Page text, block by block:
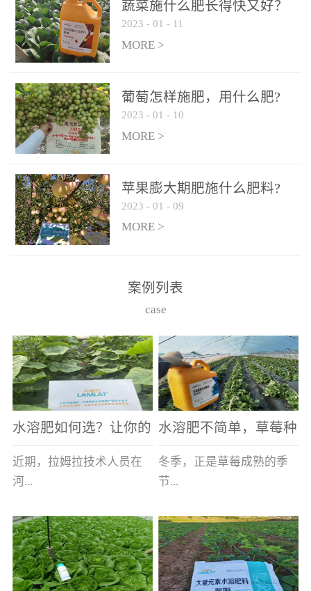
合大量元素水溶肥一起使
用，促使果实膨大，果肉
饱满，品质好，果、枝健
后期∶冲施、滴灌2.5-5kg/
亩/次配合大量元素水溶肥
一起使用，果实转色均
匀，口感好，糖度提高，
预防枝叶早衰。5、叶面喷
施︰浓度800-1500倍（1-
6kg/公顷，间隔10-14天一
次，喷1-3次。
合大量元素水溶肥一起使
后期∶冲施、滴灌2.5-5kg/
亩/次配合大量元素水溶肥
施︰浓度800-1500倍（1-
蔬菜施什么肥长得快又好？
2023 - 01 - 11
MORE >
葡萄怎样施肥，用什么肥?
2023 - 01 - 10
MORE >
苹果膨大期肥施什么肥料?
2023 - 01 - 09
MORE >
案例列表
case
水溶肥如何选？让你的
老棚土好产量高
近期，拉姆拉技术人员在
河...
南走访时，发现当地许多
蔬菜产区，老棚数量占多
数，连年的重茬、土壤板
水溶肥不简单，草莓种
植户指名要使用
冬季，正是草莓成熟的季
节...
，也是山东窦大哥开心的
时刻，从一大早接到收购
商的电话，就开始在草莓